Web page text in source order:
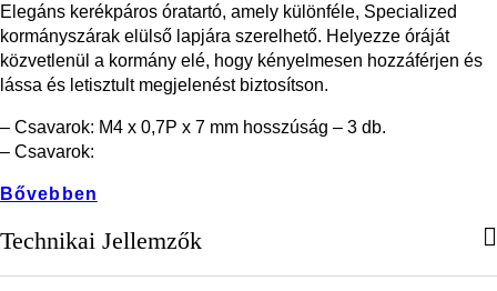
Elegáns kerékpáros óratartó, amely különféle, Specialized
kormányszárak elülső lapjára szerelhető. Helyezze óráját
közvetlenül a kormány elé, hogy kényelmesen hozzáférjen és
lássa és letisztult megjelenést biztosítson.
– Csavarok: M4 x 0,7P x 7 mm hosszúság – 3 db.
– Csavarok:
Bővebben
Technikai Jellemzők